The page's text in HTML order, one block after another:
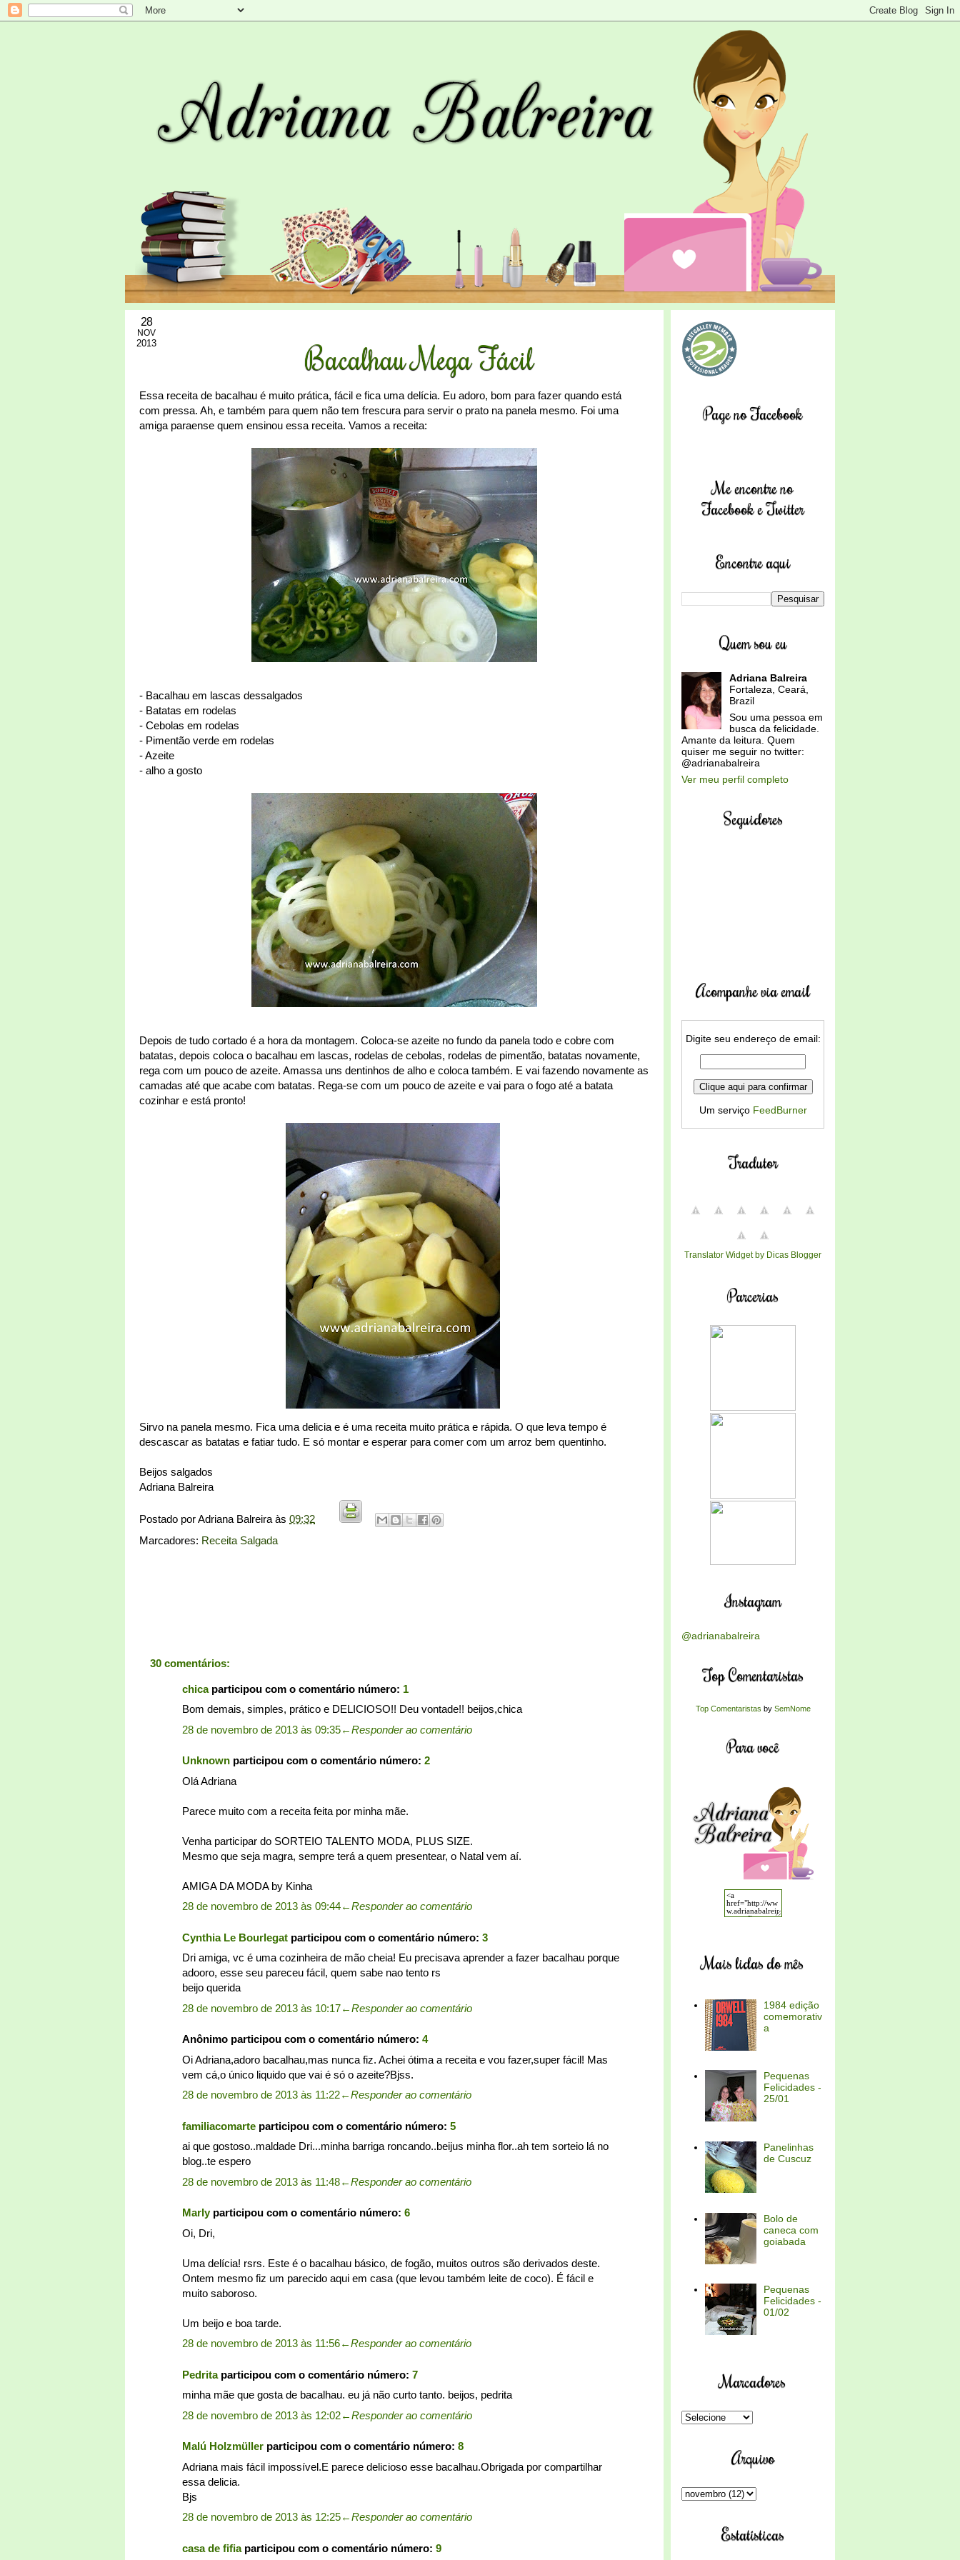
28
NOV
2013 Bacalhau Mega Fácil
Essa receita de bacalhau é muito prática, fácil e fica uma delícia. Eu adoro, bom para fazer quando está
com pressa. Ah, e também para quem não tem frescura para servir o prato na panela mesmo. Foi uma
amiga paraense quem ensinou essa receita. Vamos a receita:
- Bacalhau em lascas dessalgados
- Batatas em rodelas
- Cebolas em rodelas
- Pimentão verde em rodelas
- Azeite
- alho a gosto
Depois de tudo cortado é a hora da montagem. Coloca-se azeite no fundo da panela todo e cobre com
batatas, depois coloca o bacalhau em lascas, rodelas de cebolas, rodelas de pimentão, batatas novamente,
rega com um pouco de azeite. Amassa uns dentinhos de alho e coloca também. E vai fazendo novamente as
camadas até que acabe com batatas. Rega-se com um pouco de azeite e vai para o fogo até a batata
cozinhar e está pronto!
Sirvo na panela mesmo. Fica uma delicia e é uma receita muito prática e rápida. O que leva tempo é
descascar as batatas e fatiar tudo. E só montar e esperar para comer com um arroz bem quentinho.
Beijos salgados
Adriana Balreira
Postado porAdriana Balreira às 09:32
Marcadores: Receita Salgada
30 comentários:
chicaparticipou com o comentário número: 1
Bom demais, simples, prático e DELICIOSO!! Deu vontade!! beijos,chica
28 de novembro de 2013 às 09:35←Responder ao comentário
Unknown participou com o comentário número: 2
Olá Adriana
Parece muito com a receita feita por minha mãe.
Venha participar do SORTEIO TALENTO MODA, PLUS SIZE.
Mesmo que seja magra, sempre terá a quem presentear, o Natal vem aí.
AMIGA DA MODA by Kinha
28 de novembro de 2013 às 09:44←Responder ao comentário
Cynthia Le Bourlegat participou com o comentário número: 3
Dri amiga, vc é uma cozinheira de mão cheia! Eu precisava aprender a fazer bacalhau porque
adooro, esse seu pareceu fácil, quem sabe nao tento rs
beijo querida
28 de novembro de 2013 às 10:17←Responder ao comentário
Anônimo participou com o comentário número: 4
Oi Adriana,adoro bacalhau,mas nunca fiz. Achei ótima a receita e vou fazer,super fácil! Mas
vem cá,o único liquido que vai é só o azeite?Bjss.
28 de novembro de 2013 às 11:22←Responder ao comentário
familiacomarte participou com o comentário número: 5
ai que gostoso..maldade Dri...minha barriga roncando..beijus minha flor..ah tem sorteio lá no
blog..te espero
28 de novembro de 2013 às 11:48←Responder ao comentário
Marlyparticipou com o comentário número: 6
Oi, Dri,
Uma delícia! rsrs. Este é o bacalhau básico, de fogão, muitos outros são derivados deste.
Ontem mesmo fiz um parecido aqui em casa (que levou também leite de coco). É fácil e
muito saboroso.
Um beijo e boa tarde.
28 de novembro de 2013 às 11:56←Responder ao comentário
Pedritaparticipou com o comentário número: 7
minha mãe que gosta de bacalhau. eu já não curto tanto. beijos, pedrita
28 de novembro de 2013 às 12:02←Responder ao comentário
Malú Holzmüller participou com o comentário número: 8
Adriana mais fácil impossível.E parece delicioso esse bacalhau.Obrigada por compartilhar
essa delicia.
Bjs
28 de novembro de 2013 às 12:25←Responder ao comentário
casa de fifiaparticipou com o comentário número: 9
Page no Facebook
Me encontre no
Facebook e Twitter
Encontre aqui
Quem sou eu
Adriana Balreira
Fortaleza, Ceará,
Brazil
Sou uma pessoa em
busca da felicidade.
Amante da leitura. Quem
quiser me seguir no twitter:
@adrianabalreira
Ver meu perfil completo
Seguidores
Acompanhe via email
Digite seu endereço de email:
Um serviço FeedBurner
Tradutor
Translator Widget by Dicas Blogger
Parcerias
Instagram
@adrianabalreira
Top Comentaristas
Top Comentaristas by SemNome
Para você
Mais lidas do mês
1984 edição
comemorativ
a
Pequenas
Felicidades -
25/01
Panelinhas
de Cuscuz
Bolo de
caneca com
goiabada
Pequenas
Felicidades -
01/02
Marcadores
Arquivo
Estatísticas